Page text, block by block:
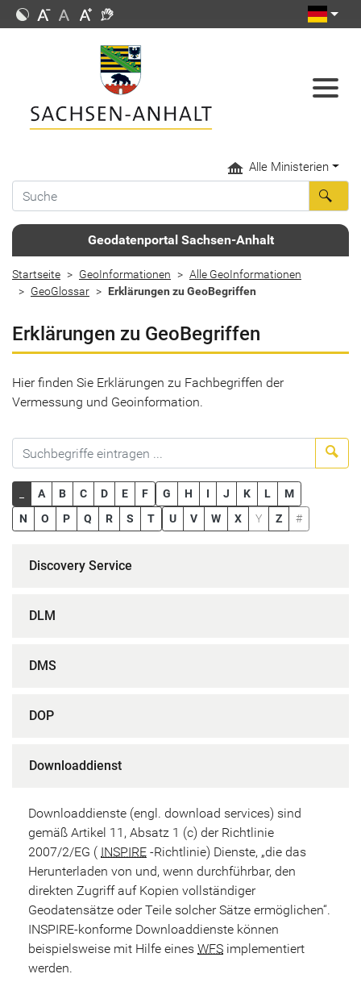
Alle Ministerien
Geodatenportal Sachsen-Anhalt
Startseite GeoInformationen
Alle GeoInformationen
GeoGlossar
Erklärungen zu GeoBegriffen
Erklärungen zu GeoBegriffen
Hier finden Sie Erklärungen zu Fachbegriffen der
Vermessung und Geoinformation.
A B C D E F G H I J K L
M
N
O P Q R S T U V W X Y Z #
Discovery Service
DLM
DMS
DOP
Downloaddienst
Downloaddienste (engl. download services) sind
gemäß Artikel 11, Absatz 1 (c) der Richtlinie
2007/2/EG ( INSPIRE -Richtlinie) Dienste, „die das
Herunterladen von und, wenn durchführbar, den
direkten Zugriff auf Kopien vollständiger
Geodatensätze oder Teile solcher Sätze ermöglichen“.
INSPIRE-konforme Downloaddienste können
beispielsweise mit Hilfe eines WFS implementiert
werden.